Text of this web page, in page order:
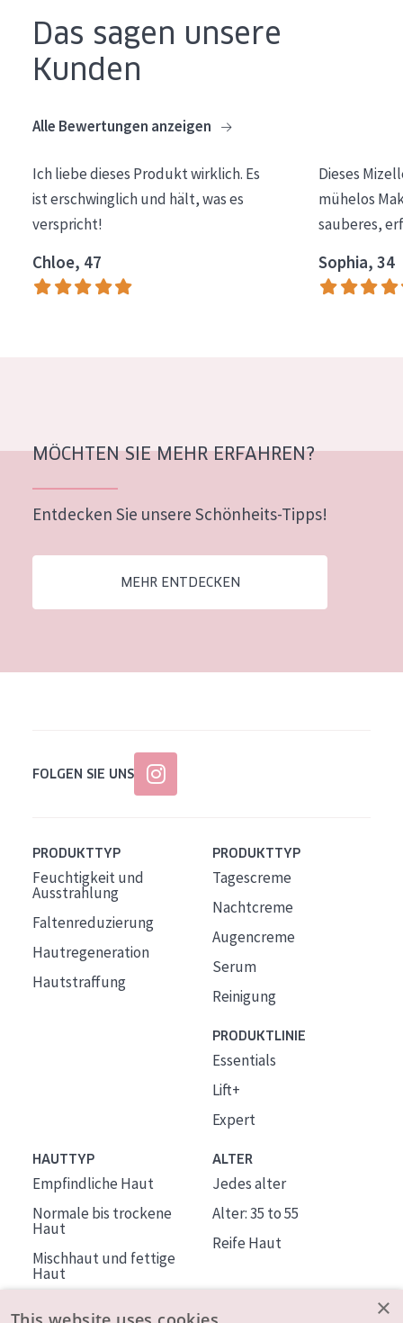
Reinigung
Essentials
Lift+
Expert
Empfindliche Haut
Jedes alter
Das sagen unsere
Kunden
Alle Bewertungen anzeigen
Ich liebe dieses Produkt wirklich. Es
ist erschwinglich und hält, was es
verspricht!
Chloe, 47
Dieses
mühelos
sauberes,
Sophia, 34
MÖCHTEN SIE MEHR ERFAHREN?
Entdecken Sie unsere Schönheits-Tipps!
MEHR ENTDECKEN
FOLGEN SIE UNS
PRODUKTTYP
Feuchtigkeit und
Ausstrahlung
Faltenreduzierung
Hautregeneration
Hautstraffung
PRODUKTTYP
Tagescreme
Nachtcreme
Augencreme
Serum
Reinigung
PRODUKTLINIE
Essentials
Lift+
Expert
HAUTTYP
Empfindliche Haut
Normale bis trockene
Haut
Mischhaut und fettige
Haut
ALTER
Jedes alter
Alter: 35 to 55
Reife Haut
×